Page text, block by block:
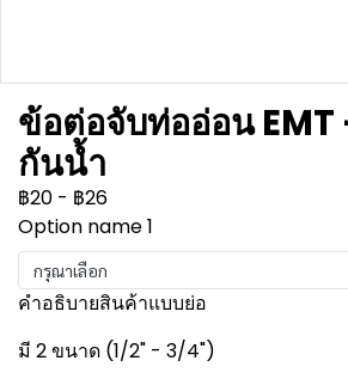
ข้อต่อจับท่ออ่อน
กันน้ำ
฿20 - ฿26
Option name 1
กรุณาเลือก
คำอธิบายสินค้าแบบย่อ
มี 2 ขนาด (1/2" - 3/4")